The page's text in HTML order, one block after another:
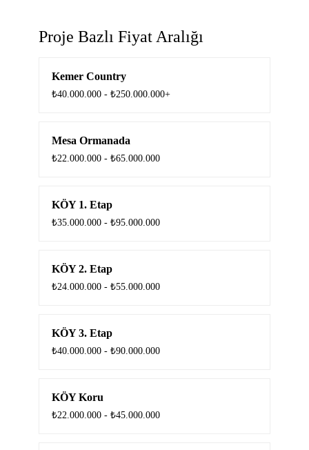
Proje Bazlı Fiyat Aralığı
Kemer Country
₺40.000.000 - ₺250.000.000+
Mesa Ormanada
₺22.000.000 - ₺65.000.000
KÖY 1. Etap
₺35.000.000 - ₺95.000.000
KÖY 2. Etap
₺24.000.000 - ₺55.000.000
KÖY 3. Etap
₺40.000.000 - ₺90.000.000
KÖY Koru
₺22.000.000 - ₺45.000.000